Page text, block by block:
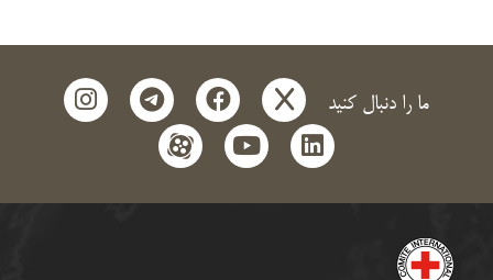
ما را دنبال کنید x
facebook
telegram
instagram
linkedin
youtube
aparat